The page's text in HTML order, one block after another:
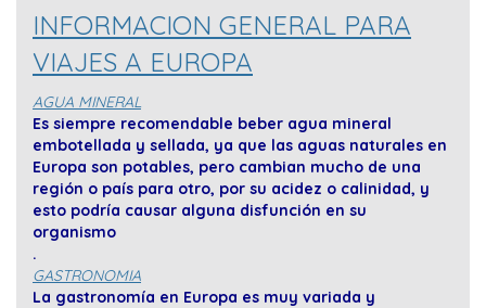
INFORMACION GENERAL PARA
VIAJES A EUROPA
AGUA MINERAL
Es siempre recomendable beber agua mineral
embotellada y sellada, ya que las aguas naturales en
Europa son potables, pero cambian mucho de una
región o país para otro, por su acidez o calinidad, y
esto podría causar alguna disfunción en su
organismo
.
GASTRONOMIA
La gastronomía en Europa es muy variada y